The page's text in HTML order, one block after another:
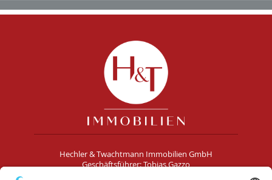
Hechler & Twachtmann Immobilien GmbH
Geschäftsführer: Tobias Gazzo